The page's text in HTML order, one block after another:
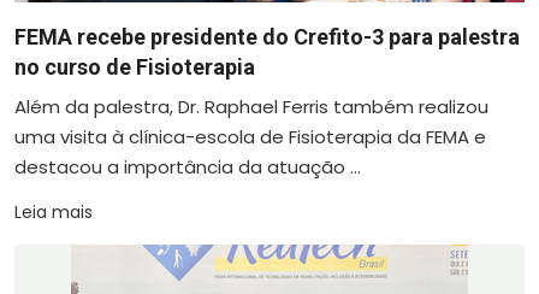
FEMA recebe presidente do Crefito-3 para palestra
no curso de Fisioterapia
Além da palestra, Dr. Raphael Ferris também realizou
uma visita à clínica-escola de Fisioterapia da FEMA e
destacou a importância da atuação ...
Leia mais